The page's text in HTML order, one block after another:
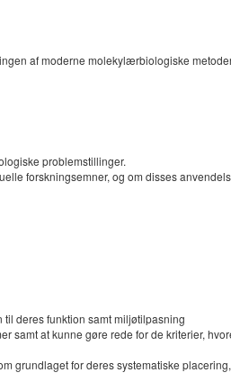
af moderne molekylærbiologiske
problemstillinger.
forskningsemner, og om disses
deres funktion samt miljøtilpasning
at kunne gøre rede for de kriterier,
for deres systematiske